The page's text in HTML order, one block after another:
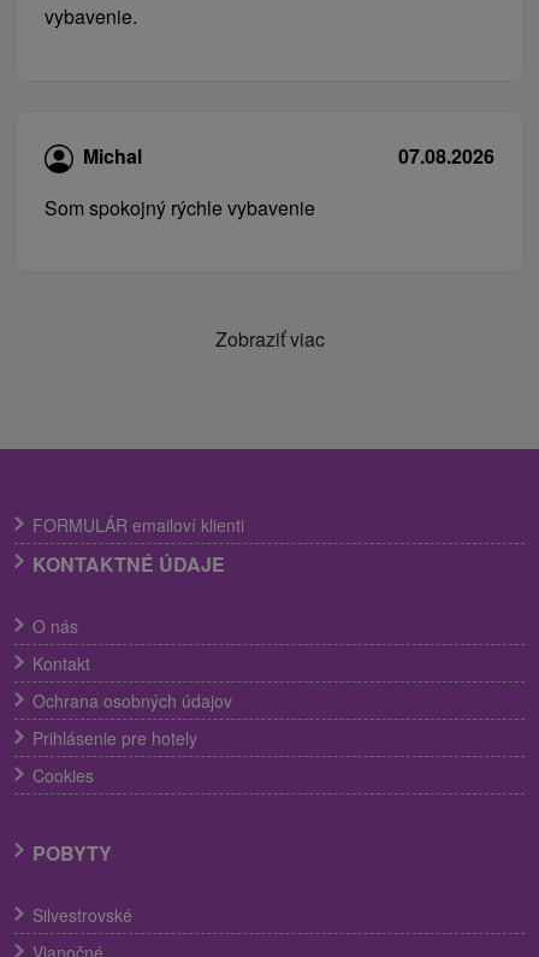
vybavenie.
Michal
07.08.2026
Som spokojný rýchle vybavenie
Zobraziť viac
FORMULÁR emailoví klienti
KONTAKTNÉ ÚDAJE
O nás
Kontakt
Ochrana osobných údajov
Prihlásenie pre hotely
Cookies
POBYTY
Silvestrovské
Vianočné